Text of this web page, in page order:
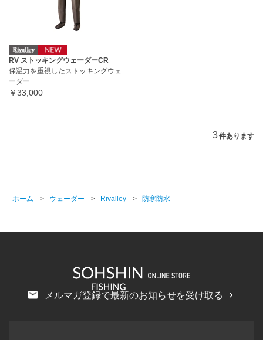
RV ストッキングウェーダーCR
保温力を重視したストッキングウェ
ーダー
￥33,000
3件あります
ホーム > ウェーダー > Rivalley > 防寒防水
メルマガ登録で最新のお知らせを受け取る